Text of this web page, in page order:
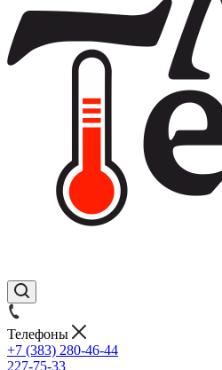
Телефоны
+7 (383) 280-46-44
227-75-33